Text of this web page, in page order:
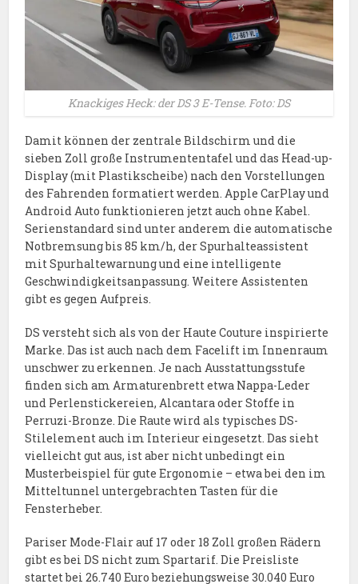
Knackiges Heck: der DS 3 E-Tense. Foto: DS
Damit können der zentrale Bildschirm und die
sieben Zoll große Instrumententafel und das Head-up-
Display (mit Plastikscheibe) nach den Vorstellungen
des Fahrenden formatiert werden. Apple CarPlay und
Android Auto funktionieren jetzt auch ohne Kabel.
Serienstandard sind unter anderem die automatische
Notbremsung bis 85 km/h, der Spurhalteassistent
mit Spurhaltewarnung und eine intelligente
Geschwindigkeitsanpassung. Weitere Assistenten
gibt es gegen Aufpreis.
DS versteht sich als von der Haute Couture inspirierte
Marke. Das ist auch nach dem Facelift im Innenraum
unschwer zu erkennen. Je nach Ausstattungsstufe
finden sich am Armaturenbrett etwa Nappa-Leder
und Perlenstickereien, Alcantara oder Stoffe in
Perruzi-Bronze. Die Raute wird als typisches DS-
Stilelement auch im Interieur eingesetzt. Das sieht
vielleicht gut aus, ist aber nicht unbedingt ein
Musterbeispiel für gute Ergonomie – etwa bei den im
Mitteltunnel untergebrachten Tasten für die
Fensterheber.
Pariser Mode-Flair auf 17 oder 18 Zoll großen Rädern
gibt es bei DS nicht zum Spartarif. Die Preisliste
startet bei 26.740 Euro beziehungsweise 30.040 Euro